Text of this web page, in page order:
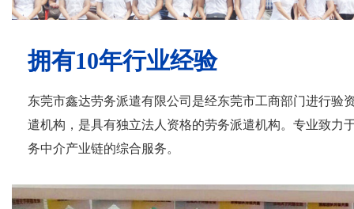
拥有10年行业经验
东莞市鑫达劳务派遣有限公司是经东莞市工商部门进行验
遣机构，是具有独立法人资格的劳务派遣机构。专业致力
务中介产业链的综合服务。